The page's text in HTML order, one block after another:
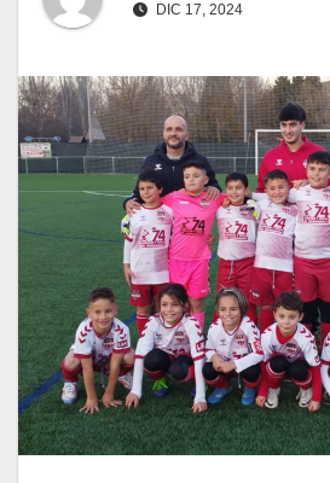
DIC 17, 2024